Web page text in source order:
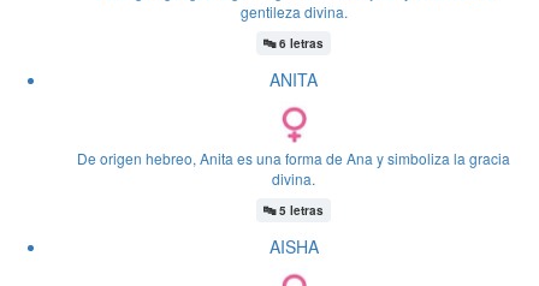
gentileza divina.
🔤6 letras
ANITA
De origen hebreo, Anita es una forma de Ana y simboliza la gracia
divina.
🔤5 letras
AISHA